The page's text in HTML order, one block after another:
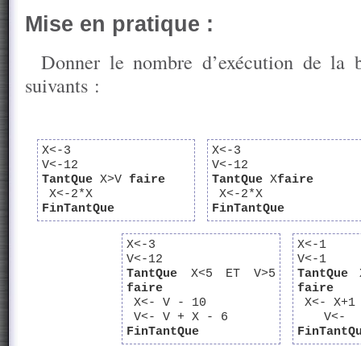
Mise en pratique :
Donner le nombre d’exécution de la
suivants :
X<-3
V<-12
TantQue X>V faire
X<-2*X
FinTantQue
X<-3
V<-12
TantQue Xfaire
X<-2*X
FinTantQue
X<-3
V<-12
TantQue X<5 ET V>5
faire
X<- V - 10
V<- V + X - 6
FinTantQue
X<-1
V<-1
TantQue
faire
X<- X+1